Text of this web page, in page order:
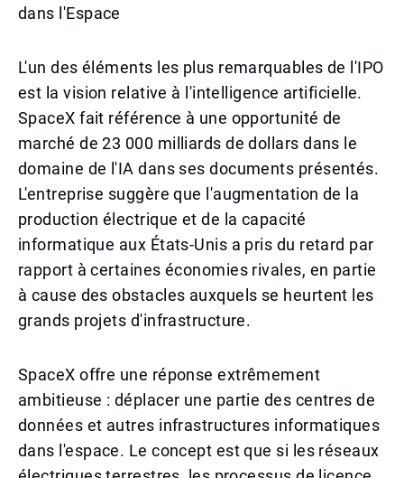
dans l'Espace
L'un des éléments les plus remarquables de l'IPO
est la vision relative à l'intelligence artificielle.
SpaceX fait référence à une opportunité de
marché de 23 000 milliards de dollars dans le
domaine de l'IA dans ses documents présentés.
L'entreprise suggère que l'augmentation de la
production électrique et de la capacité
informatique aux États-Unis a pris du retard par
rapport à certaines économies rivales, en partie
à cause des obstacles auxquels se heurtent les
grands projets d'infrastructure.
SpaceX offre une réponse extrêmement
ambitieuse : déplacer une partie des centres de
données et autres infrastructures informatiques
dans l'espace. Le concept est que si les réseaux